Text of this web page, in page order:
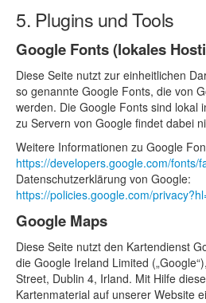
5. Plugins und Tools
Google Fonts (lokales
Diese Seite nutzt zur einheitlichen
so genannte Google Fonts, die von
werden. Die Google Fonts sind lokal
zu Servern von Google findet dabei
Weitere Informationen zu Google
https://developers.google.com/fonts/
Datenschutzerklärung von Google:
https://policies.google.com/
Google Maps
Diese Seite nutzt den Kartendienst
die Google Ireland Limited
Street, Dublin 4, Irland. Mit Hilfe
Kartenmaterial auf unserer Website